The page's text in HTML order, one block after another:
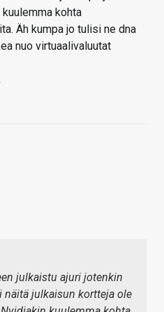
kohta
Äh kumpa jo tulisi ne dna
nuo virtuaalivaluutat
julkaistu ajuri jotenkin
näitä julkaisun kortteja ole